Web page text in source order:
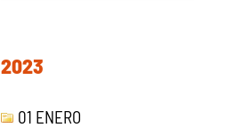
2023
01 ENERO